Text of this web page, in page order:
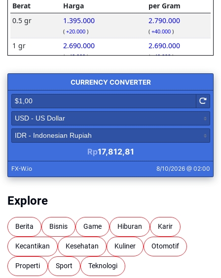
Explore
Berita Bisnis Game Hiburan Karir
Kecantikan Kesehatan Kuliner Otomotif
Properti Sport Teknologi